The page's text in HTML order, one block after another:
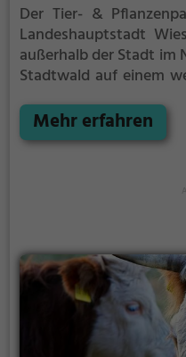
Der Tier- &
Landeshauptstadt
außerhalb der Stadt im
Stadtwald auf einem
sehr vielseitig mit
Waldanteil sowie
Mehr erfahren